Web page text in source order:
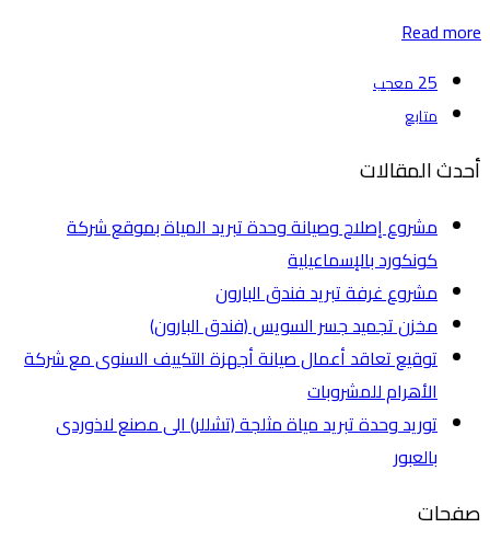
Read more
25معجب
متابع
أحدث المقالات
مشروع إصلاح وصيانة وحدة تبريد المياة بموقع شركة
كونكورد بالإسماعيلية
مشروع غرفة تبريد فندق البارون
مخزن تجميد جسر السويس (فندق البارون)
توقيع تعاقد أعمال صيانة أجهزة التكييف السنوى مع شركة
الأهرام للمشروبات
توريد وحدة تبريد مياة مثلجة (تشللر) الى مصنع لاذوردى
بالعبور
صفحات